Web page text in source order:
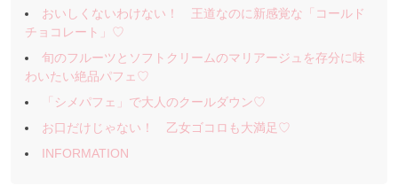
おいしくないわけない！ 王道なのに新感覚な「コールド
チョコレート」♡
旬のフルーツとソフトクリームのマリアージュを存分に味
わいたい絶品パフェ♡
「シメパフェ」で大人のクールダウン♡
お口だけじゃない！ 乙女ゴコロも大満足♡
INFORMATION